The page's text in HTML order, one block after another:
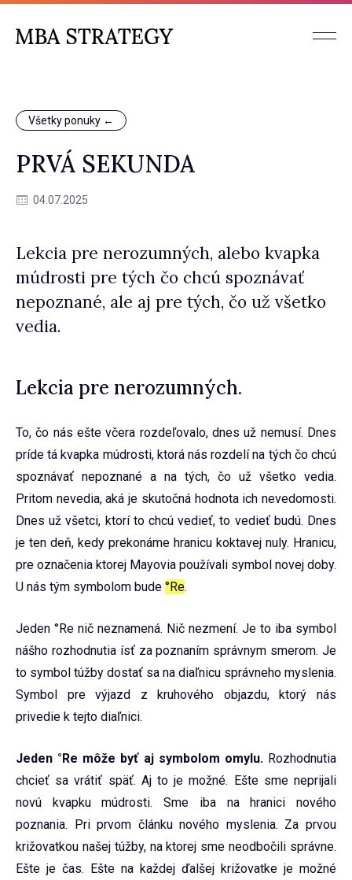
Všetky ponuky ←
PRVÁ SEKUNDA
04.07.2025
Lekcia pre nerozumných, alebo kvapka
múdrosti pre tých čo chcú spoznávať
nepoznané, ale aj pre tých, čo už všetko
vedia.
Lekcia pre nerozumných.
To, čo nás ešte včera rozdeľovalo, dnes už nemusí. Dnes
príde tá kvapka múdrosti, ktorá nás rozdelí na tých čo chcú
spoznávať nepoznané a na tých, čo už všetko vedia.
Pritom nevedia, aká je skutočná hodnota ich nevedomosti.
Dnes už všetci, ktorí to chcú vedieť, to vedieť budú. Dnes
je ten deň, kedy prekonáme hranicu koktavej nuly. Hranicu,
pre označenia ktorej Mayovia používali symbol novej doby.
U nás tým symbolom bude °Re.
Jeden °Re nič neznamená. Nič nezmení. Je to iba symbol
nášho rozhodnutia ísť za poznaním správnym smerom. Je
to symbol túžby dostať sa na diaľnicu správneho myslenia.
Symbol pre výjazd z kruhového objazdu, ktorý nás
privedie k tejto diaľnici.
Jeden °Re môže byť aj symbolom omylu.Rozhodnutia
chcieť sa vrátiť späť. Aj to je možné. Ešte sme neprijali
novú kvapku múdrosti. Sme iba na hranici nového
poznania. Pri prvom článku nového myslenia. Za prvou
križovatkou našej túžby, na ktorej sme neodbočili správne.
Ešte je čas. Ešte na každej ďalšej križovatke je možné